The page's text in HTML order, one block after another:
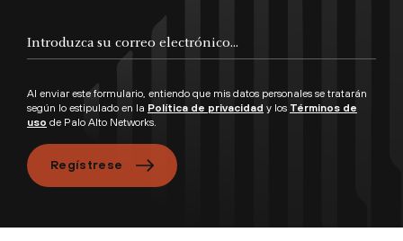
Al enviar este formulario, entiendo que mis datos personales se tratarán
según lo estipulado en la Política de privacidad y los Términos de
uso de Palo Alto Networks.
Regístrese